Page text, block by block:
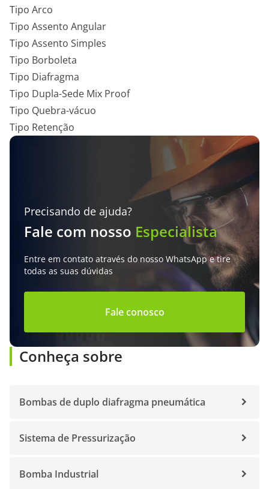
Tipo Arco
Tipo Assento Angular
Tipo Assento Simples
Tipo Borboleta
Tipo Diafragma
Tipo Dupla-Sede Mix Proof
Tipo Quebra-vácuo
Tipo Retenção
Precisando de ajuda?
Fale com nosso Especialista
Entre em contato através do nosso WhatsApp e tire
todas as suas dúvidas
Fale conosco
Conheça sobre
Bombas de duplo diafragma pneumática
Sistema de Pressurização
Bomba Industrial